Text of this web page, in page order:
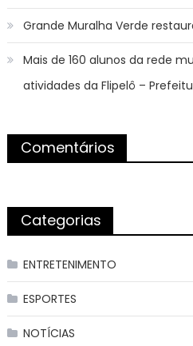
Grande Muralha Verde
Mais de 160 alunos da rede
atividades da Flipelô –
Comentários
Categorias
ENTRETENIMENTO
ESPORTES
NOTÍCIAS